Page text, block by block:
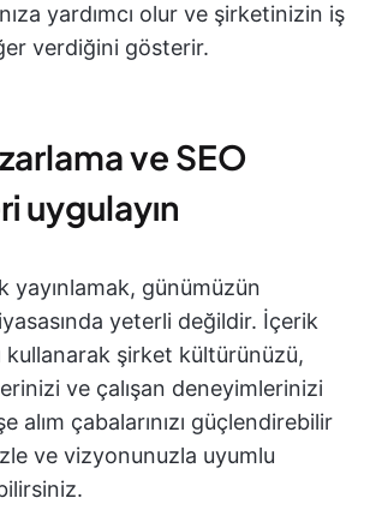
yardımcı olur ve şirketinizin iş
verdiğini gösterir.
ve SEO
uygulayın
yayınlamak, günümüzün
yeterli değildir. İçerik
kullanarak şirket kültürünüzü,
ve çalışan deneyimlerinizi
alım çabalarınızı güçlendirebilir
ve vizyonunuzla uyumlu